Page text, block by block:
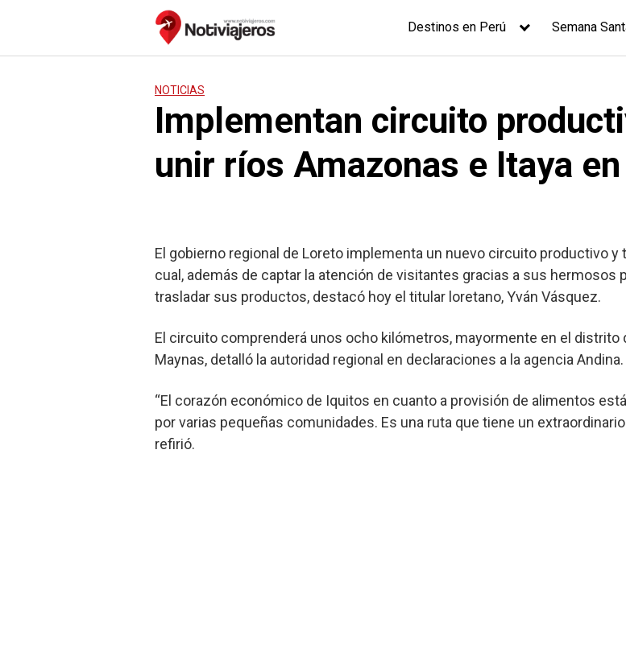
Destinos en Perú Semana
NOTICIAS
Implementan circuito
unir ríos Amazonas e Itaya
El gobierno regional de Loreto implementa un nuevo circuito productivo
cual, además de captar la atención de visitantes gracias a sus
trasladar sus productos, destacó hoy el titular loretano, Yván Vásquez.
El circuito comprenderá unos ocho kilómetros, mayormente en el distrito
Maynas, detalló la autoridad regional en declaraciones a la agencia Andina.
“El corazón económico de Iquitos en cuanto a provisión de alimentos
por varias pequeñas comunidades. Es una ruta que tiene un
refirió.